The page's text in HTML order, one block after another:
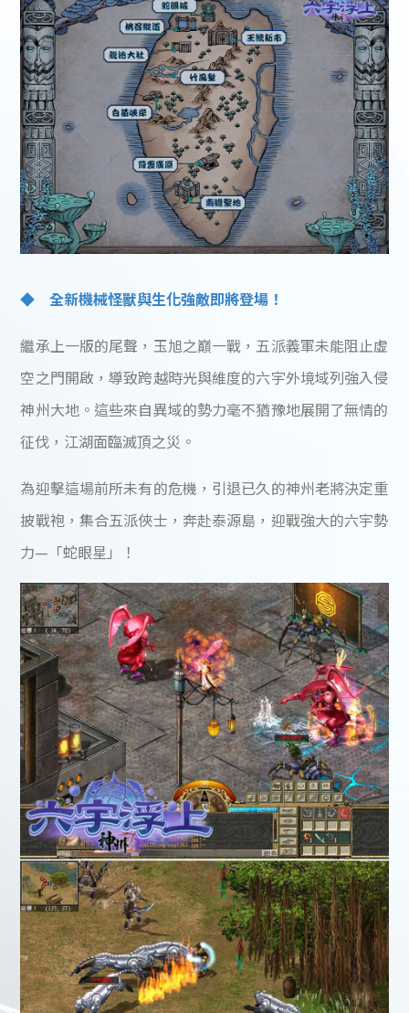
◆ 全新機械怪獸與生化強敵即將登場！
繼承上一版的尾聲，玉旭之巔一戰，五派義軍未能阻止虛
空之門開啟，導致跨越時光與維度的六宇外境域列強入侵
神州大地。這些來自異域的勢力毫不猶豫地展開了無情的
征伐，江湖面臨滅頂之災。
為迎擊這場前所未有的危機，引退已久的神州老將決定重
披戰袍，集合五派俠士，奔赴泰源島，迎戰強大的六宇勢
力—「蛇眼星」！